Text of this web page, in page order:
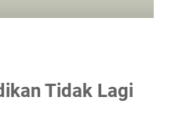
Tidak Lagi